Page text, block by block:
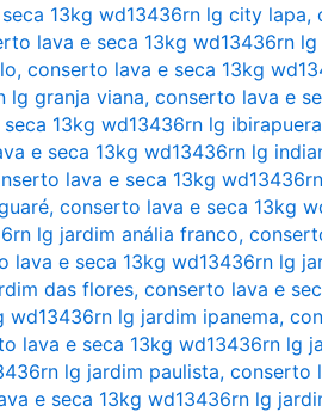
13kg wd13436rn lg city lapa,
lava e seca 13kg wd13436rn
, conserto lava e seca 13kg
lg granja viana, conserto lava e
13kg wd13436rn lg ibirapuera
e seca 13kg wd13436rn lg
lava e seca 13kg
, conserto lava e seca 13kg
lg jardim anália franco,
lava e seca 13kg wd13436rn lg
das flores, conserto lava e
wd13436rn lg jardim ipanema,
lava e seca 13kg wd13436rn lg
lg jardim paulista, conserto
e seca 13kg wd13436rn lg